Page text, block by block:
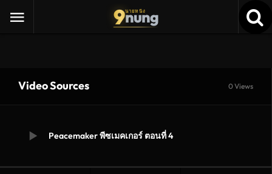
9นายหนัง
nung
Video Sources 0 Views
Peacemaker พีซเมคเกอร์ ตอนที่ 4